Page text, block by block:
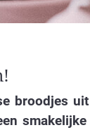
broodjes